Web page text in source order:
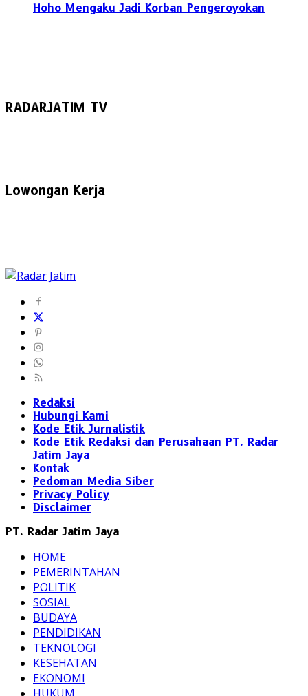
Hoho Mengaku Jadi Korban Pengeroyokan
RADARJATIM TV
Lowongan Kerja
Redaksi
Hubungi Kami
Kode Etik Jurnalistik
Kode Etik Redaksi dan Perusahaan PT. Radar
Jatim Jaya
Kontak
Pedoman Media Siber
Privacy Policy
Disclaimer
PT. Radar Jatim Jaya
HOME
PEMERINTAHAN
POLITIK
SOSIAL
BUDAYA
PENDIDIKAN
TEKNOLOGI
KESEHATAN
EKONOMI